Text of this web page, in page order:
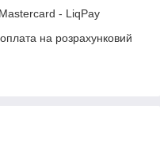
- LiqPay
на розрахунковий